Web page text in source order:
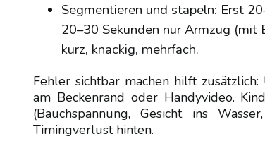
Segmentieren und stapeln: Erst
20–30 Sekunden nur Armzug (mit
kurz, knackig, mehrfach.
Fehler sichtbar machen hilft
am Beckenrand oder Handyvideo.
(Bauchspannung, Gesicht ins
Timingverlust hinten.